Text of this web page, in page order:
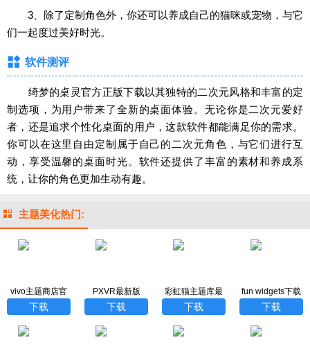
3、除了定制角色外，你还可以养成自己的猫咪或宠物，与它
们一起度过美好时光。
软件测评
绮梦的桌灵官方正版下载以其独特的二次元风格和丰富的定
制选项，为用户带来了全新的桌面体验。无论你是二次元爱好
者，还是追求个性化桌面的用户，这款软件都能满足你的需求。
你可以在这里自由定制属于自己的二次元角色，与它们进行互
动，享受温馨的桌面时光。软件还提供了丰富的素材和养成系
统，让你的角色更加生动有趣。
主题美化热门:
vivo主题商店官
方正版
下载
PXVR最新版
下载
彩虹猫主题库最
新版
下载
fun widgets下载
官方正版
下载